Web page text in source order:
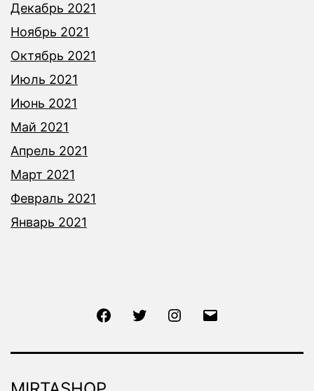
Декабрь 2021
Ноябрь 2021
Октябрь 2021
Июль 2021
Июнь 2021
Май 2021
Апрель 2021
Март 2021
Февраль 2021
Январь 2021
FacebookTwitter Instagram